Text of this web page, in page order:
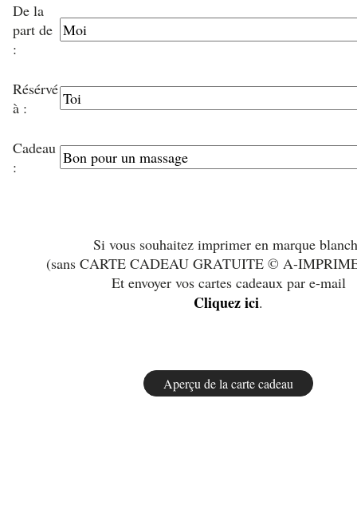
De la
part de
:
Résérvé
à :
Cadeau
:
Si vous souhaitez imprimer en marque
(sans CARTE CADEAU GRATUITE © A-
Et envoyer vos cartes cadeaux par e-mail
Cliquez ici.